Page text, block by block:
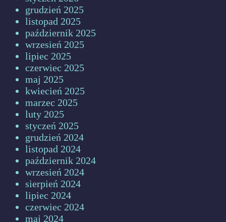
grudzień 2025
listopad 2025
październik 2025
wrzesień 2025
lipiec 2025
czerwiec 2025
maj 2025
kwiecień 2025
marzec 2025
luty 2025
styczeń 2025
grudzień 2024
listopad 2024
październik 2024
wrzesień 2024
sierpień 2024
lipiec 2024
czerwiec 2024
maj 2024